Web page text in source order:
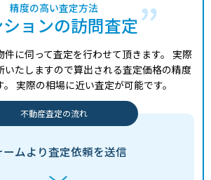
精度の高い査定方法
ョンの訪問査定
に伺って査定を行わせて頂きます。 実際
いたしますので算出される査定価格の精度
実際の相場に近い査定が可能です。
不動産査定の流れ
ームより査定依頼を送信